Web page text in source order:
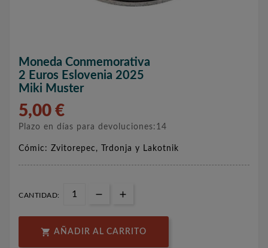
Moneda Conmemorativa
2 Euros Eslovenia 2025
Miki Muster
5,00 €
Plazo en días para devoluciones:14
Cómic: Zvitorepec, Trdonja y Lakotnik
CANTIDAD:
 AÑADIR AL CARRITO